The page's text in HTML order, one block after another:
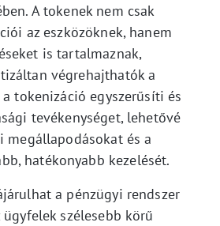
A tokenek nem csak
az eszközöknek, hanem
is tartalmaznak,
végrehajthatók a
tokenizáció egyszerűsíti és
tevékenységet, lehetővé
és a
hatékonyabb kezelését.
a pénzügyi rendszer
szélesebb körű